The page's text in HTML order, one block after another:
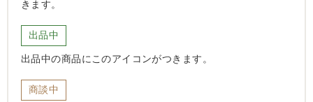
きます。
出品中
出品中の商品にこのアイコンがつきます。
商談中